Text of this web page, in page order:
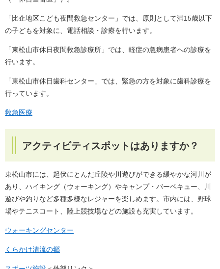
「比企地区こども夜間救急センター」では、原則として満15歳以下
の子どもを対象に、電話相談・診療を行います。
「東松山市休日夜間救急診療所」では、軽症の急病患者への診療を
行います。
「東松山市休日歯科センター」では、緊急の方を対象に歯科診療を
行っています。
救急医療
アクティビティスポットはありますか？
東松山市には、起伏にとんだ丘陵や川遊びができる緩やかな河川が
あり、ハイキング（ウォーキング）やキャンプ・バーベキュー、川
遊びや釣りなど多種多様なレジャーを楽しめます。市内には、野球
場やテニスコート、陸上競技場などの施設も充実しています。
ウォーキングセンター
くらかけ清流の郷